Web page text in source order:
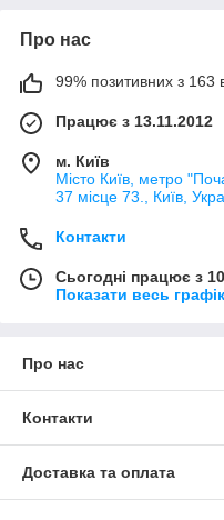
Про нас
99% позитивних з 163
Працює з 13.11.2012
м. Київ
Місто Київ, метро
37 місце 73., Київ,
Контакти
Сьогодні працює з
Показати весь
Про нас
Контакти
Доставка та оплата